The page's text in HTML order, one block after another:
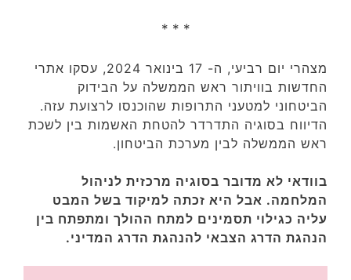
* * *
מצהרי יום רביעי, ה- 17 בינואר 2024, עסקו אתרי
החדשות בוויתור ראש הממשלה על הבידוק
הביטחוני למטעני התרופות שהוכנסו לרצועת עזה.
הדיווח בסוגיה התדרדר להטחת האשמות בין לשכת
ראש הממשלה לבין מערכת הביטחון.
בוודאי לא מדובר בסוגיה מרכזית לניהול
המלחמה. אבל היא זכתה למיקוד בשל המבט
עליה כגילוי תסמינים למתח ההולך ומתפתח בין
הנהגת הדרג הצבאי להנהגת הדרג המדיני.